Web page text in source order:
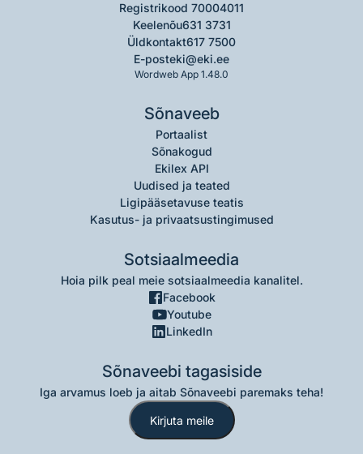
Registrikood 70004011
Keelenõu631 3731
Üldkontakt617 7500
E-posteki@eki.ee
Wordweb App 1.48.0
Sõnaveeb
Portaalist
Sõnakogud
Ekilex API
Uudised ja teated
Ligipääsetavuse teatis
Kasutus- ja privaatsustingimused
Sotsiaalmeedia
Hoia pilk peal meie sotsiaalmeedia kanalitel.
Facebook
Youtube
LinkedIn
Sõnaveebi tagasiside
Iga arvamus loeb ja aitab Sõnaveebi paremaks teha!
Kirjuta meile